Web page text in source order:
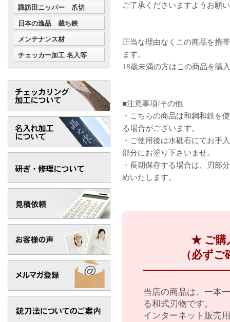
ご了承くださいますようお願
正当な理由なくこの商品を携
ます。
18歳未満の方はこの商品を購
■注意事項/その他
・こちらの商品は和鋼和鉄を
る場合がございます。
・ご使用後は水砥石にてお手
部分にお塗り下さいませ。
・長期保存する場合は、刃部
めいたします。
★ ご購
（必ず
当店の商品は、一本
る和式刃物です。
インターネット販売
諏訪田ニッパー 爪切
日本の逸品 裁ち鋏
メンテナンス材
チェッカー加工 名入等